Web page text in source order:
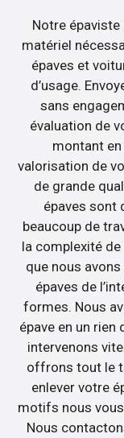
Notre
matériel
épaves et
d’usage.
sans
évaluation de
montant
valorisation de
de grande
épaves sont
beaucoup de
la complexité de
que nous
épaves de
formes. Nous
épave en un rien
intervenons
offrons tout le
enlever votre
motifs nous
Nous